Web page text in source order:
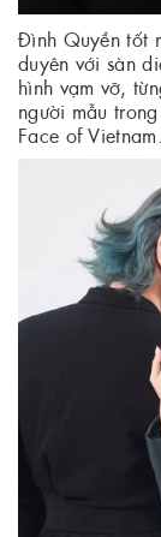
Đình Quyền tốt
duyên với sàn
hình vạm vỡ,
người mẫu
Face of Vietnam.